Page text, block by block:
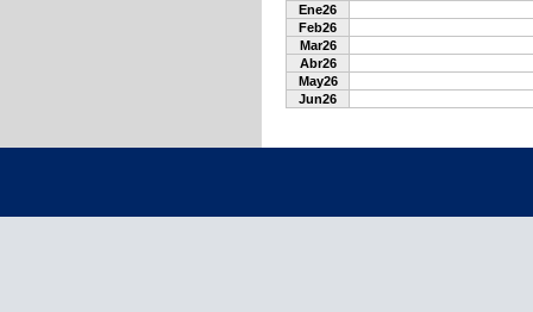
Ene26
Feb26
Mar26
Abr26
May26
Jun26